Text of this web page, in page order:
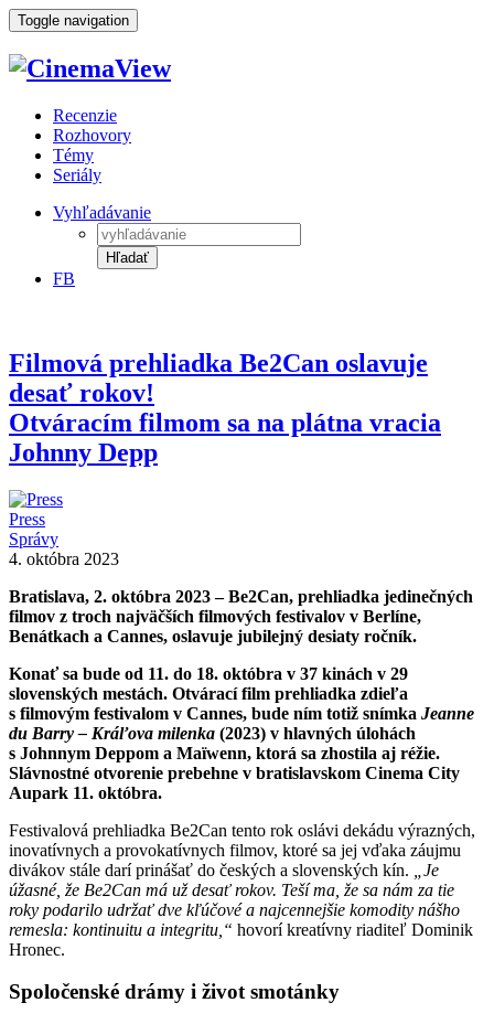
Toggle navigation
Recenzie
Rozhovory
Témy
Seriály
Vyhľadávanie
Hľadať
FB
Filmová prehliadka Be2Can oslavuje
desať rokov!
Otváracím filmom sa na plátna vracia
Johnny Depp
Press
Správy
4. októbra 2023
Bratislava, 2. októbra 2023 – Be2Can, prehliadka jedinečných
filmov z troch najväčších filmových festivalov v Berlíne,
Benátkach a Cannes, oslavuje jubilejný desiaty ročník.
Konať sa bude od 11. do 18. októbra v 37 kinách v 29
slovenských mestách. Otvárací film prehliadka zdieľa
s filmovým festivalom v Cannes, bude ním totiž snímka Jeanne
du Barry – Kráľova milenka (2023) v hlavných úlohách
s Johnnym Deppom a Maïwenn, ktorá sa zhostila aj réžie.
Slávnostné otvorenie prebehne v bratislavskom Cinema City
Aupark 11. októbra.
Festivalová prehliadka Be2Can tento rok oslávi dekádu výrazných,
inovatívnych a provokatívnych filmov, ktoré sa jej vďaka záujmu
divákov stále darí prinášať do českých a slovenských kín.
„Je
úžasné, že Be2Can má už desať rokov. Teší ma, že sa nám za tie
roky podarilo udržať dve kľúčové a najcennejšie komodity nášho
remesla: kontinuitu a integritu,“ hovorí kreatívny riaditeľ Dominik
Hronec.
Spoločenské drámy i život smotánky